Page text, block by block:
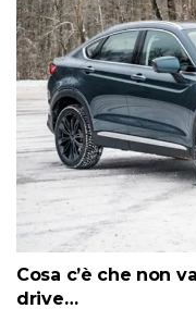
Cosa c’è che non
drive…